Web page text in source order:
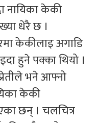
नायिका केकी
धेरै छ ।
केकीलाइ अगाडि
हुने पक्का थियो ।
भने आफ्नो
केकी
छन् । चलचित्र